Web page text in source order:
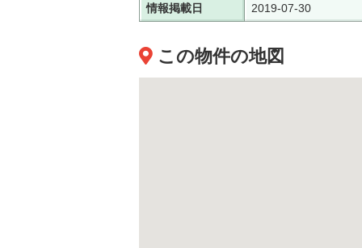
情報掲載日 2019-07-30
この物件の地図